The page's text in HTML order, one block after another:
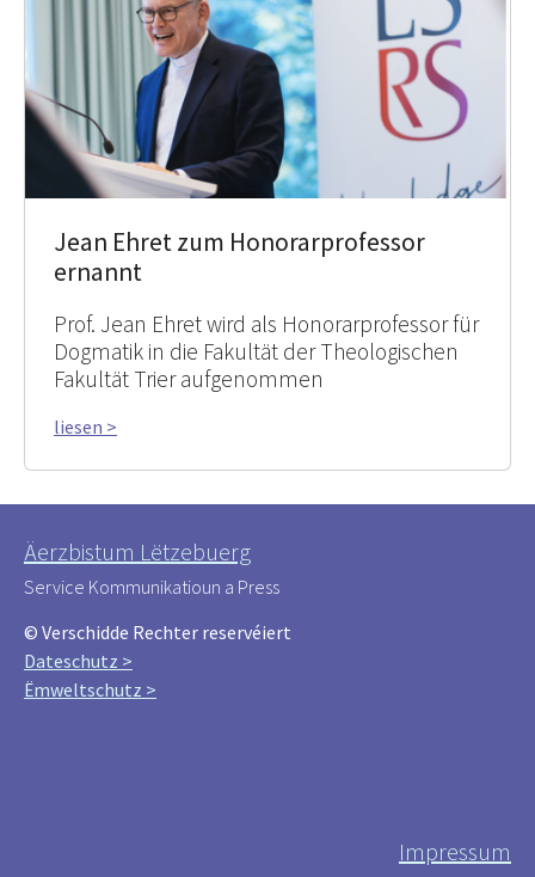
Jean Ehret zum Honorarprofessor
ernannt
Prof. Jean Ehret wird als Honorarprofessor für
Dogmatik in die Fakultät der Theologischen
Fakultät Trier aufgenommen
liesen >
Äerzbistum Lëtzebuerg
Service Kommunikatioun a Press
© Verschidde Rechter reservéiert
Dateschutz >
Ëmweltschutz >
Impressum